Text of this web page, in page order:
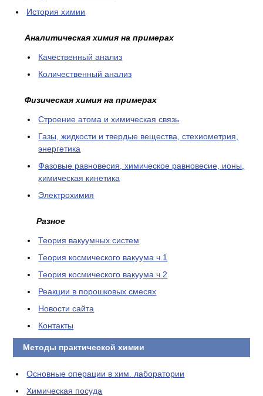
История химии
Аналитическая химия на примерах
Качественный анализ
Количественный анализ
Физическая химия на примерах
Cтроение атома и химическая связь
Газы, жидкости и твердые вещества, стехиометрия,
энергетика
Фазовые равновесия, химическое равновесие, ионы,
химическая кинетика
Электрохимия
Разное
Теория вакуумных систем
Теория космического вакуума ч.1
Теория космического вакуума ч.2
Реакции в порошковых смесях
Новости сайта
Контакты
Методы практической химии
Основные операции в хим. лаборатории
Химическая посуда